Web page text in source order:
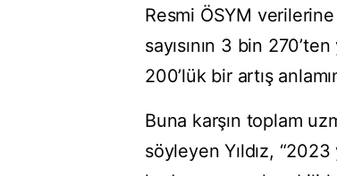
Resmi ÖSYM verilerine
sayısının 3 bin
200’lük bir artış
Buna karşın toplam
söyleyen Yıldız,